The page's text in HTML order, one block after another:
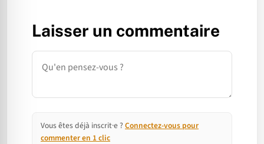
Laisser un commentaire
Commentaire
Vous êtes déjà inscrit·e ? Connectez-vous pour
commenter en 1 clic